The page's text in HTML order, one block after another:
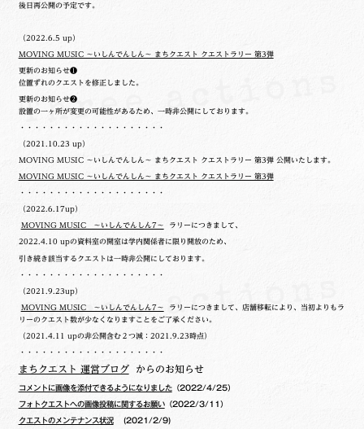
後日再公開の予定です。
（2022.6.5 up）
MOVING MUSIC ～いしんでんしん～ まちクエスト クエストラリー 第3弾
更新のお知らせ❶
位置ずれのクエストを修正しました。
更新のお知らせ❷
設置の一ヶ所が変更の可能性があるため、一時非公開にしております。
・・・・・・・・・・・・・・・・・・・・
（2021.10.23 up）
MOVING MUSIC ～いしんでんしん～ まちクエスト クエストラリー 第3弾 公開いたします。
MOVING MUSIC ～いしんでんしん～ まちクエスト クエストラリー 第3弾
・・・・・・・・・・・・・・・・・・・・
（2022.6.17up）
MOVING MUSIC ～いしんでんしん7～ ラリーにつきまして、
2022.4.10 upの資料室の開室は学内関係者に限り開放のため、
引き続き該当するクエストは一時非公開にしております。
・・・・・・・・・・・・・・・・・・・・
（2021.9.23up）
MOVING MUSIC ～いしんでんしん7～ ラリーにつきまして、店舗移転により、当初よりもラ
リーのクエスト数が少なくなりますことをご了承ください。
（2021.4.11 upの非公開含む２つ減：2021.9.23時点）
・・・・・・・・・・・・・・・・・・・・
まちクエスト 運営ブログからのお知らせ
コメントに画像を添付できるようになりました（2022/4/25）
フォトクエストへの画像投稿に関するお願い（2022/3/11）
クエストのメンテナンス状況(2021/2/9)